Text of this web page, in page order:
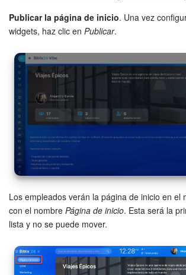
Publicar la página de inicio. Una vez
widgets, haz clic en Publicar.
Los empleados verán la página de inicio en el
con el nombre Página de inicio. Esta será la
lista y no se puede mover.